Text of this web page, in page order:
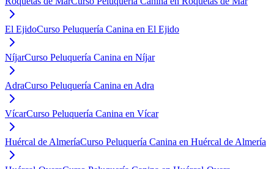
El EjidoCurso Peluquería Canina en El Ejido
NíjarCurso Peluquería Canina en Níjar
AdraCurso Peluquería Canina en Adra
VícarCurso Peluquería Canina en Vícar
Huércal de AlmeríaCurso Peluquería Canina en Huércal de Almería